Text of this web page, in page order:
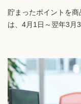
貯まったポイントを
は、4月1日～翌年3月